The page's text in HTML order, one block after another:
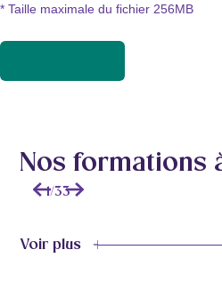
* Taille maximale du fichier 256MB
Nos formations
1/33
Voir plus